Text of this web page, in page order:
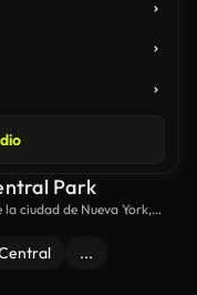
Park
ciudad de Nueva York,
de Central Park en el
de la noche....